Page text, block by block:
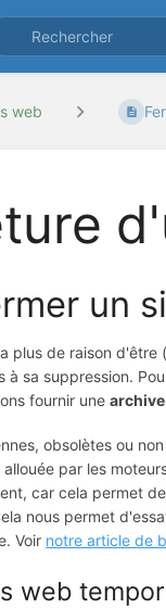
web
un
plus de raison
à sa suppression.
fournir une
obsolètes ou
allouée par les
car cela permet
nous permet
Voir notre article de
web